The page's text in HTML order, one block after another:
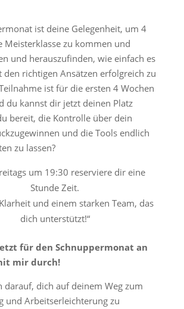
ist deine Gelegenheit, um 4
Meisterklasse zu kommen und
und herauszufinden, wie einfach es
den richtigen Ansätzen erfolgreich zu
ist für die ersten 4 Wochen
du kannst dir jetzt deinen Platz
bereit, die Kontrolle über dein
und die Tools endlich
zu lassen?
um 19:30 reserviere dir eine
Stunde Zeit.
und einem starken Team, das
dich unterstützt!“
für den Schnuppermonat an
mir durch!
darauf, dich auf deinem Weg zum
und Arbeitserleichterung zu